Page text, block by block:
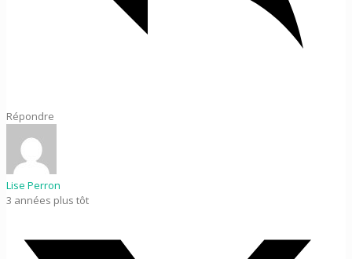
Répondre
Lise Perron
3 années plus tôt